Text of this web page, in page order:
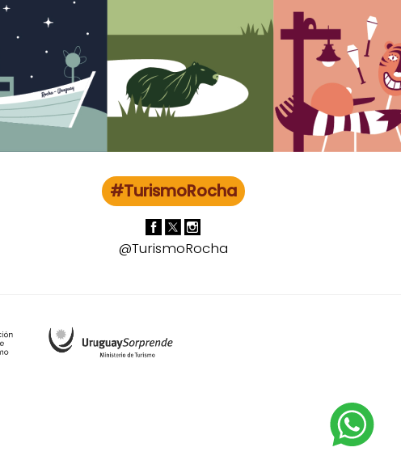
#TurismoRocha
@TurismoRocha